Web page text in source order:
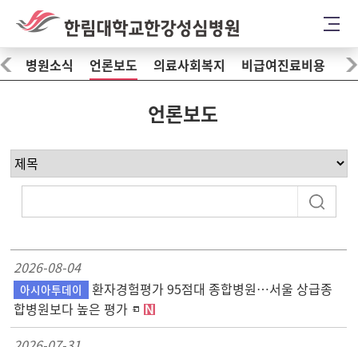
병원소식 언론보도 의료사회복지 비급여진료비용
언론보도
2026-08-04
아시아투데이
환자경험평가 95점대 종합병원…서울 상급종
합병원보다 높은 평가